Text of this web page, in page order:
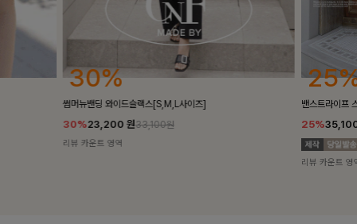
25%
밴스트라이프 스트링원피스
25%